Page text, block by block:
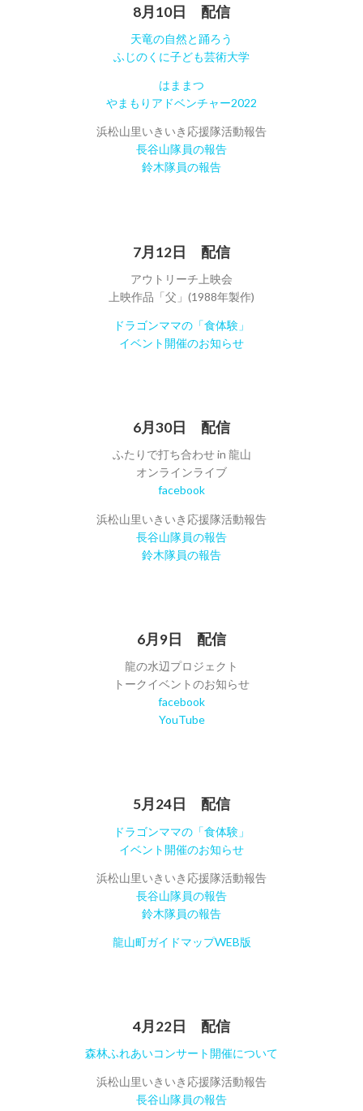
8月10日 配信
天竜の自然と踊ろう
ふじのくに子ども芸術大学
はままつ
やまもりアドベンチャー2022
浜松山里いきいき応援隊活動報告
長谷山隊員の報告
鈴木隊員の報告
7月12日 配信
アウトリーチ上映会
上映作品「父」(1988年製作)
ドラゴンママの「食体験」
イベント開催のお知らせ
6月30日 配信
ふたりで打ち合わせ in 龍山
オンラインライブ
facebook
浜松山里いきいき応援隊活動報告
長谷山隊員の報告
鈴木隊員の報告
6月9日 配信
龍の水辺プロジェクト
トークイベントのお知らせ
facebook
YouTube
5月24日 配信
ドラゴンママの「食体験」
イベント開催のお知らせ
浜松山里いきいき応援隊活動報告
長谷山隊員の報告
鈴木隊員の報告
龍山町ガイドマップWEB版
4月22日 配信
森林ふれあいコンサート開催について
浜松山里いきいき応援隊活動報告
長谷山隊員の報告